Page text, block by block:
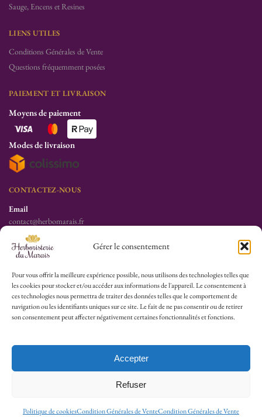
Gérer le consentement
Pour vous offrir la meilleure expérience possible, nous utilisons des technologies telles que
les cookies pour stocker et/ou accéder aux informations de l'appareil. Le consentement à
ces technologies nous permettra de traiter des données telles que le comportement de
navigation ou les identifiants uniques sur ce site. Le fait de ne pas consentir ou de retirer
son consentement peut affecter négativement certaines fonctionnalités et fonctions.
Accepter
Refuser
Politique de cookiesCondition Générales de VenteCondition Générales de Vente
Sauge, Encens et Resines
LIENS UTILES
Conditions Générales de Vente
Questions fréquemment posées
PAIEMENT ET LIVRAISON
Moyens de paiement
Modes de livraison
CONTACTEZ-NOUS
Email
contact@herbomarais.fr
Téléphone
+33 6 78 19 34 25
S’adresser à l’herboristerie :
6 rue des Filles du Calvaire
75003 Paris
France
Lu-Sa : 10h30/13h30 – 14h30/19h30
Dim (Oct à Mai) : 12h/17h30